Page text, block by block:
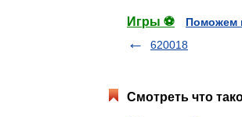
Игры ⚽
Поможем
620018
Смотреть что